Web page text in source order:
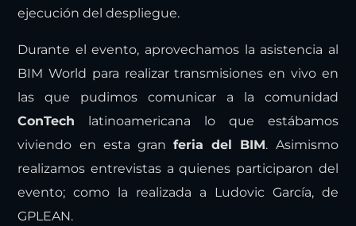
ejecución del despliegue.
Durante el evento, aprovechamos la asistencia al
BIM World para realizar transmisiones en vivo en
las que pudimos comunicar a la comunidad
ConTech latinoamericana lo que estábamos
viviendo en esta granferia del BIM. Asimismo
realizamos entrevistas a quienes participaron del
evento; como la realizada a Ludovic García, de
GPLEAN.